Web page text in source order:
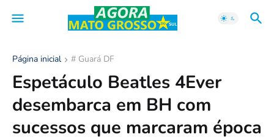
Página inicial # Guará DF
Espetáculo Beatles 4Ever
desembarca em BH com
sucessos que marcaram época